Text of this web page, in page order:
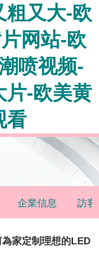
粗又大-欧
网站-欧
喷视频-
片-欧美黄
看
企業信息 訪客
家定制理想的LED